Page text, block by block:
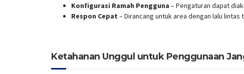
Konfigurasi Ramah Pengguna – Pengaturan dapat
Respon Cepat – Dirancang untuk area dengan lalu lintas
Ketahanan Unggul untuk Penggunaan